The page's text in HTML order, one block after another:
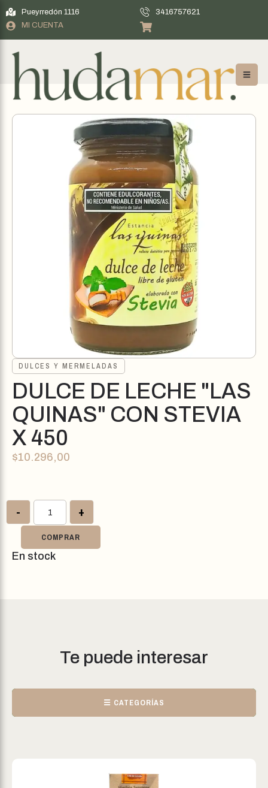
Pueyrredón 1116
3416757621
MI CUENTA
DULCES Y MERMELADAS
DULCE DE LECHE "LAS
QUINAS" CON STEVIA
X 450
$10.296,00
- +
COMPRAR
En stock
Te puede interesar
☰ CATEGORÍAS